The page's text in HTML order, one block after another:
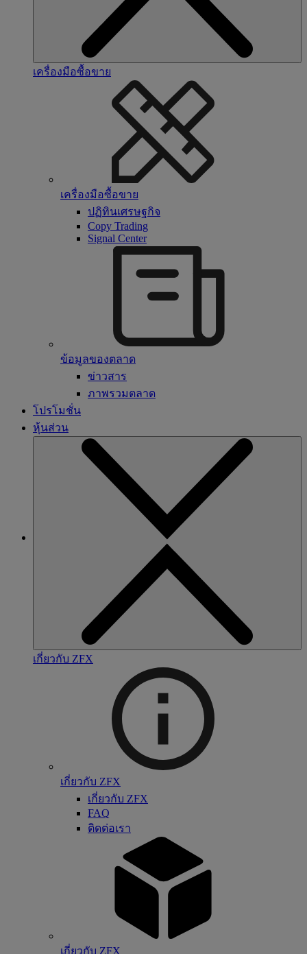
เครื่องมือซื้อขาย
เครื่องมือซื้อขาย
ปฏิทินเศรษฐกิจ
Copy Trading
Signal Center
ข้อมูลของตลาด
ข่าวสาร
ภาพรวมตลาด
โปรโมชั่น
หุ้นส่วน
เกี่ยวกับ ZFX
เกี่ยวกับ ZFX
เกี่ยวกับ ZFX
FAQ
ติดต่อเรา
เกี่ยวกับ ZFX